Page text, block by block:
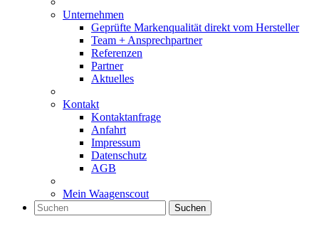
Unternehmen
Geprüfte Markenqualität direkt vom Hersteller
Team + Ansprechpartner
Referenzen
Partner
Aktuelles
Kontakt
Kontaktanfrage
Anfahrt
Impressum
Datenschutz
AGB
Mein Waagenscout
Suchen